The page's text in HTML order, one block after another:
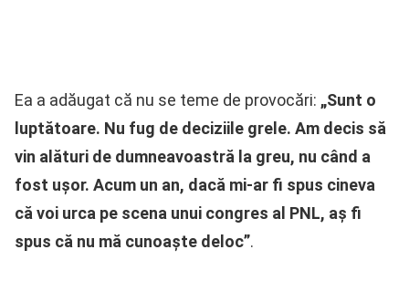
Ea a adăugat că nu se teme de provocări: „Sunt o
luptătoare. Nu fug de deciziile grele. Am decis să
vin alături de dumneavoastră la greu, nu când a
fost ușor. Acum un an, dacă mi-ar fi spus cineva
că voi urca pe scena unui congres al PNL, aș fi
spus că nu mă cunoaște deloc”.